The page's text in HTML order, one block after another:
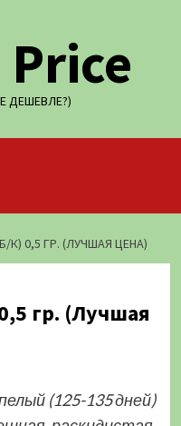
ДЕШЕВЛЕ?)
К) 0,5 ГР. (ЛУЧШАЯ ЦЕНА)
гр. (Лучшая
(125-135 дней)